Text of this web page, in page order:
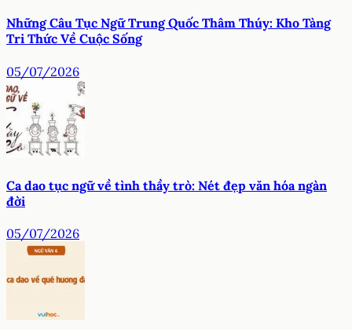
Những Câu Tục Ngữ Trung Quốc Thâm Thúy: Kho Tàng
Tri Thức Về Cuộc Sống
05/07/2026
Ca dao tục ngữ về tình thầy trò: Nét đẹp văn hóa ngàn
đời
05/07/2026